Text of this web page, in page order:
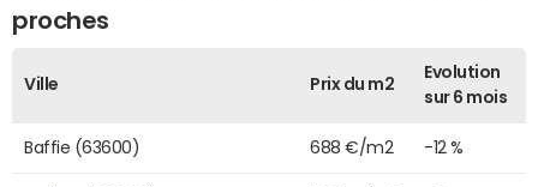
proches
Ville Prix du m2
Evolution
sur 6 mois
Baffie (63600) 688 €/m2 -12 %